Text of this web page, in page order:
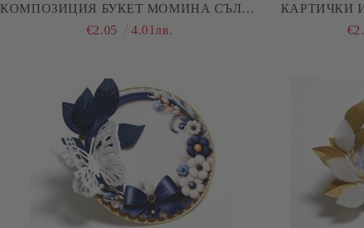
КОМПОЗИЦИЯ БУКЕТ МОМИНА СЪЛЗА
– 3D ЕЛЕМЕНТ ЗА КАРТИЧКИ И
€2.05 4.01лв.
КАРТИЧКИ